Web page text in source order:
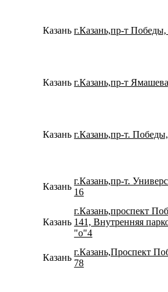
Казань г.Казань,пр-т
Казань г.Казань,пр-т
Казань г.Казань,пр-т.
Казань
г.Казань,пр-т.
16
Казань
г.Казань,проспект
141, Внутренняя
"о"4
Казань
г.Казань,Проспект
78